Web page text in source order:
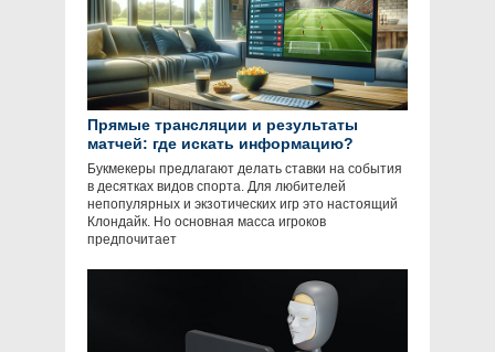
Прямые трансляции и результаты
матчей: где искать информацию?
Букмекеры предлагают делать ставки на события
в десятках видов спорта. Для любителей
непопулярных и экзотических игр это настоящий
Клондайк. Но основная масса игроков
предпочитает